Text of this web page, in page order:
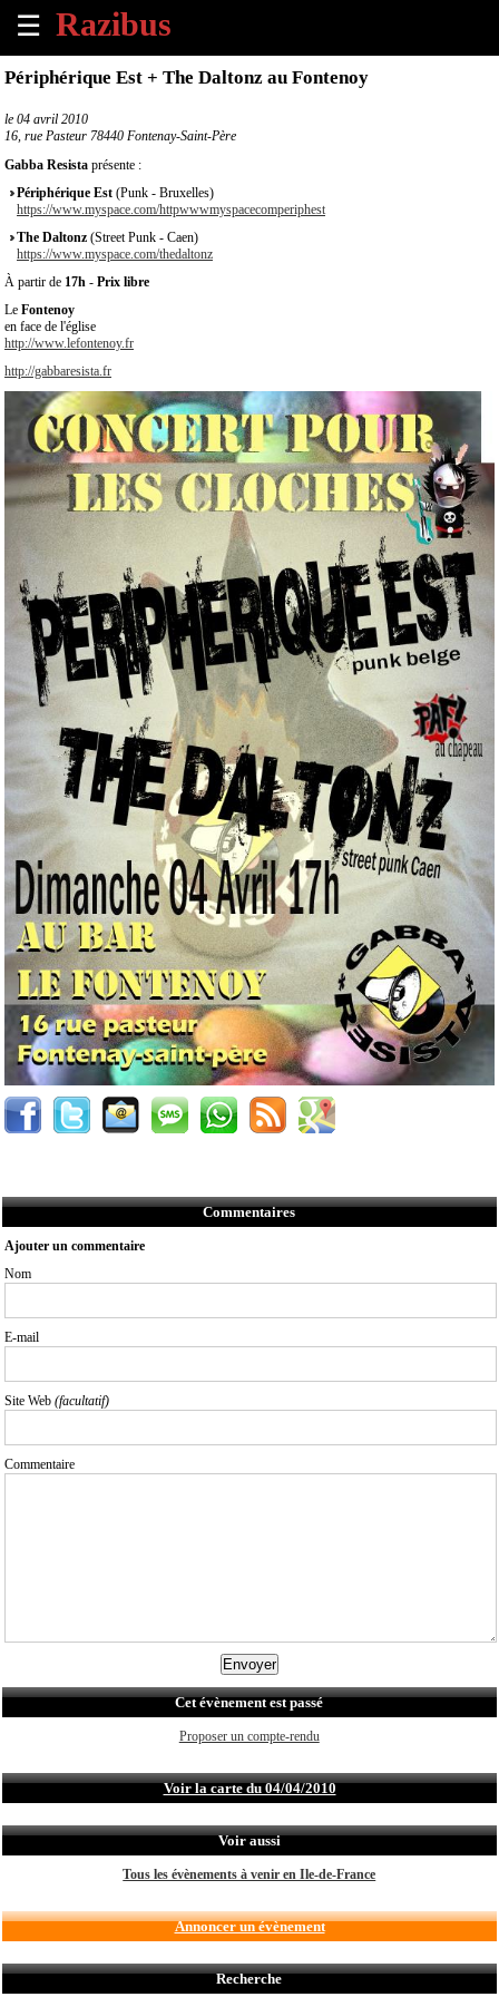
☰
×
Tous
évènements
à
venir
un
évènement
Contact
À
propos
Périphérique Est + The Daltonz au Fontenoy
le 04 avril 2010
16, rue Pasteur 78440 Fontenay-Saint-Père
Gabba Resista présente :
Périphérique Est (Punk - Bruxelles)
https://www.myspace.com/httpwwwmyspacecomperiphest
The Daltonz (Street Punk - Caen)
https://www.myspace.com/thedaltonz
À partir de 17h - Prix libre
Le Fontenoy
en face de l'église
http://www.lefontenoy.fr
http://gabbaresista.fr
Commentaires
Ajouter un commentaire
Nom
E-mail
Site Web (facultatif)
Commentaire
Cet évènement est passé
Proposer un compte-rendu
Voir la carte du 04/04/2010
Voir aussi
Tous les évènements à venir en Ile-de-France
Annoncer un évènement
Recherche